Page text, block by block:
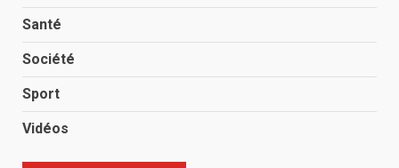
Santé
Société
Sport
Vidéos